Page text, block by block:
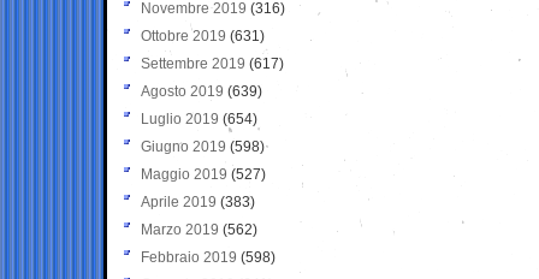
Novembre 2019 (316)
Ottobre 2019 (631)
Settembre 2019 (617)
Agosto 2019 (639)
Luglio 2019 (654)
Giugno 2019 (598)
Maggio 2019 (527)
Aprile 2019 (383)
Marzo 2019 (562)
Febbraio 2019 (598)